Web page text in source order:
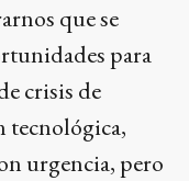
que se
para
crisis de
tecnológica,
urgencia, pero